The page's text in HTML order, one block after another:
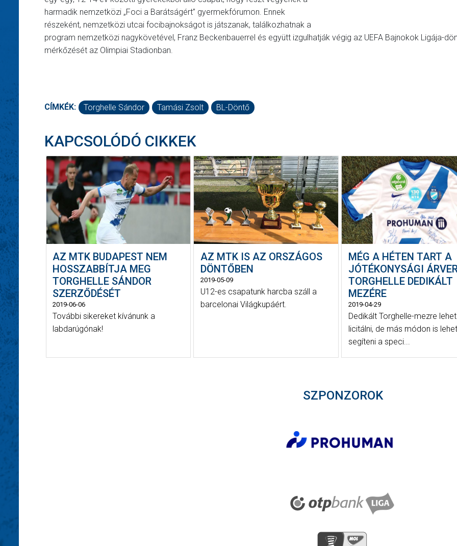
harmadik nemzetközi „Foci a Barátságért” gyermekfórumon. Ennek
részeként, nemzetközi utcai focibajnokságot is játszanak, találkozhatnak a
program nemzetközi nagykövetével, Franz Beckenbauerrel és együtt izgulhatják végig az UEFA Bajnokok Ligája-
mérkőzését az Olimpiai Stadionban.
CÍMKÉK: Torghelle Sándor Tamási Zsolt BL-Döntő
KAPCSOLÓDÓ CIKKEK
AZ MTK BUDAPEST NEM
HOSSZABBÍTJA MEG
TORGHELLE SÁNDOR
SZERZŐDÉSÉT
2019-06-06
További sikereket kívánunk a
labdarúgónak!
AZ MTK IS AZ ORSZÁGOS
DÖNTŐBEN
2019-05-09
U12-es csapatunk harcba száll a
barcelonai Világkupáért.
MÉG A HÉTEN TART A
JÓTÉKONYSÁGI
TORGHELLE DEDIKÁLT
MEZÉRE
2019-04-29
Dedikált Torghelle-mezre lehet
licitálni, de más módon is lehet
segíteni a speci...
SZPONZOROK